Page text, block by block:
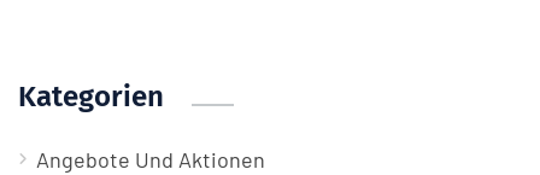
Kategorien
Angebote Und Aktionen